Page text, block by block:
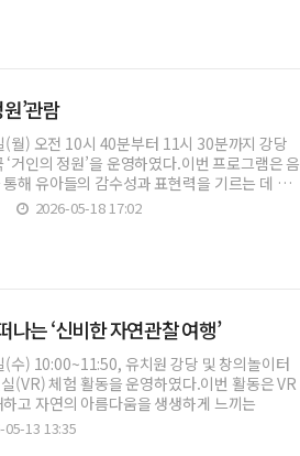
’관람
월) 오전 10시 40분부터 11시 30분까지 강당
거인의 정원’을 운영하였다.이번 프로그램은 음
해 유아들의 감수성과 표현력을 기르는 데 중
2026-05-18 17:02
는 ‘신비한 자연관찰 여행’
수) 10:00~11:50, 유치원 강당 및 창의놀이터
(VR) 체험 활동을 운영하였다.이번 활동은 VR
고 자연의 아름다움을 생생하게 느끼는
05-13 13:35